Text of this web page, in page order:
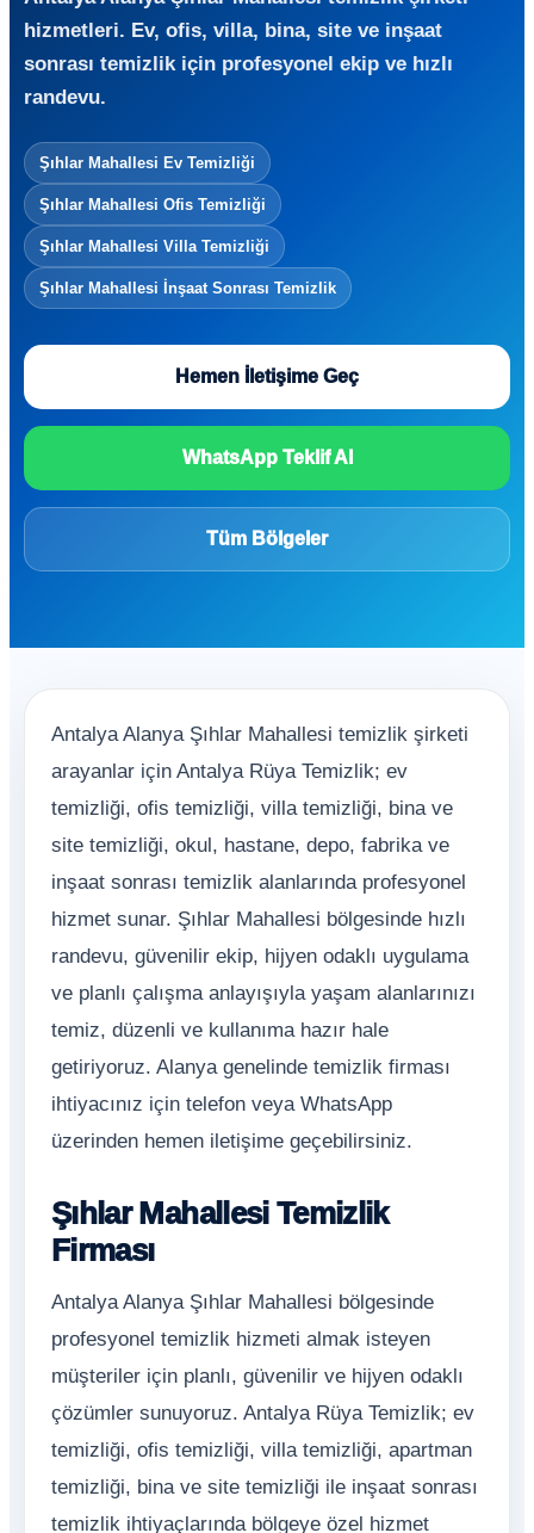
hizmetleri. Ev, ofis, villa, bina, site ve inşaat
sonrası temizlik için profesyonel ekip ve hızlı
randevu.
Şıhlar Mahallesi Ev Temizliği
Şıhlar Mahallesi Ofis Temizliği
Şıhlar Mahallesi Villa Temizliği
Şıhlar Mahallesi İnşaat Sonrası Temizlik
Hemen İletişime Geç
WhatsApp Teklif Al
Tüm Bölgeler
Antalya Alanya Şıhlar Mahallesi temizlik şirketi
arayanlar için Antalya Rüya Temizlik; ev
temizliği, ofis temizliği, villa temizliği, bina ve
site temizliği, okul, hastane, depo, fabrika ve
inşaat sonrası temizlik alanlarında profesyonel
hizmet sunar. Şıhlar Mahallesi bölgesinde hızlı
randevu, güvenilir ekip, hijyen odaklı uygulama
ve planlı çalışma anlayışıyla yaşam alanlarınızı
temiz, düzenli ve kullanıma hazır hale
getiriyoruz. Alanya genelinde temizlik firması
ihtiyacınız için telefon veya WhatsApp
üzerinden hemen iletişime geçebilirsiniz.
Şıhlar Mahallesi Temizlik
Firması
Antalya Alanya Şıhlar Mahallesi bölgesinde
profesyonel temizlik hizmeti almak isteyen
müşteriler için planlı, güvenilir ve hijyen odaklı
çözümler sunuyoruz. Antalya Rüya Temizlik; ev
temizliği, ofis temizliği, villa temizliği, apartman
temizliği, bina ve site temizliği ile inşaat sonrası
temizlik ihtiyaçlarında bölgeye özel hizmet